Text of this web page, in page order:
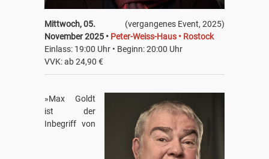
(vergangenes Event, 2025)
Mittwoch, 05.
November 2025 • Peter-Weiss-Haus • Rostock
Einlass: 19:00 Uhr • Beginn: 20:00 Uhr
VVK: ab 24,90 €
»Max Goldt
ist der
Inbegriff von